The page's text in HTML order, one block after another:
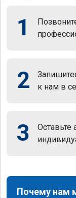
1
2
к нам в
3
Оставьте
Почему нам